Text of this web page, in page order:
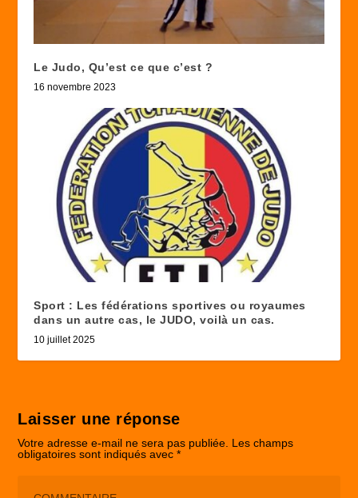
Le Judo, Qu’est ce que c’est ?
16 novembre 2023
Sport : Les fédérations sportives ou royaumes
dans un autre cas, le JUDO, voilà un cas.
10 juillet 2025
Laisser une réponse
Votre adresse e-mail ne sera pas publiée. Les champs
obligatoires sont indiqués avec*